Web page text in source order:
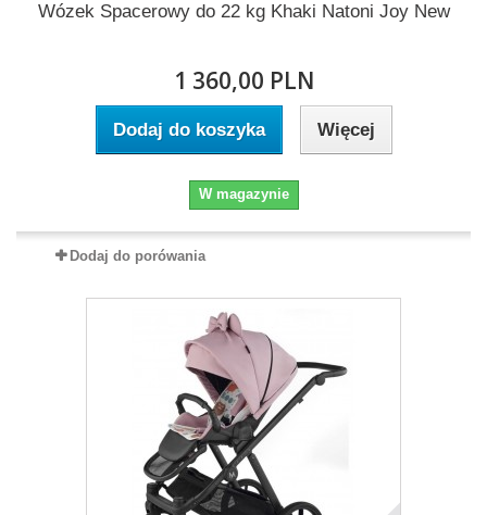
Wózek Spacerowy do 22 kg Khaki Natoni Joy New
1 360,00 PLN
Dodaj do koszyka Więcej
W magazynie
Dodaj do porówania